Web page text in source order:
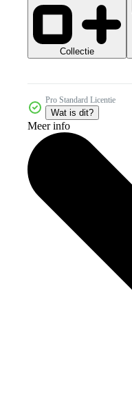
Collectie
Pro Standard Licentie
Wat is dit?
Meer info